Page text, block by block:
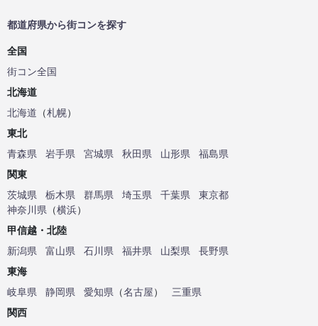
都道府県から街コンを探す
全国
街コン全国
北海道
北海道 （札幌）
東北
青森県
岩手県 宮城県 秋田県 山形県
福島県
関東
茨城県
栃木県 群馬県 埼玉県 千葉県
東京都
神奈川県 （横浜）
甲信越・北陸
新潟県
富山県 石川県 福井県 山梨県
長野県
東海
岐阜県
静岡県 愛知県 （名古屋）
三重県
関西